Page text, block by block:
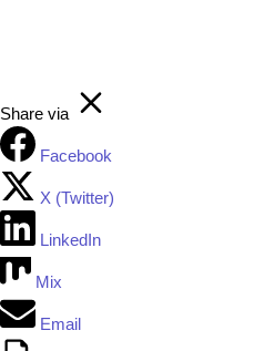
Share via
Facebook
X (Twitter)
LinkedIn
Mix
Email